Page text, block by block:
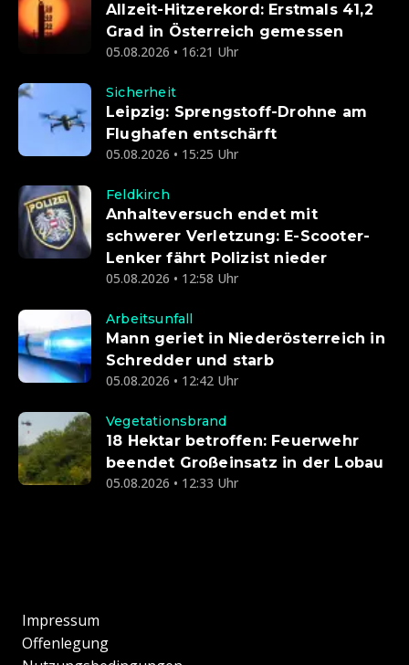
Allzeit-Hitzerekord: Erstmals 41,2
Grad in Österreich gemessen
05.08.2026 • 16:21 Uhr
Sicherheit
Leipzig: Sprengstoff-Drohne am
Flughafen entschärft
05.08.2026 • 15:25 Uhr
Feldkirch
Anhalteversuch endet mit
schwerer Verletzung: E-Scooter-
Lenker fährt Polizist nieder
05.08.2026 • 12:58 Uhr
Arbeitsunfall
Mann geriet in Niederösterreich in
Schredder und starb
05.08.2026 • 12:42 Uhr
Vegetationsbrand
18 Hektar betroffen: Feuerwehr
beendet Großeinsatz in der Lobau
05.08.2026 • 12:33 Uhr
Impressum
Offenlegung